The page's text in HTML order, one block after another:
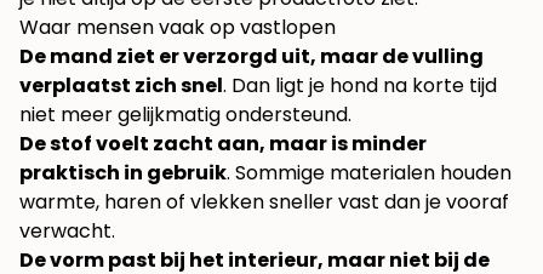
Waar mensen vaak op vastlopen
De mand ziet er verzorgd uit, maar de vulling
verplaatst zich snel. Dan ligt je hond na korte tijd
niet meer gelijkmatig ondersteund.
De stof voelt zacht aan, maar is minder
praktisch in gebruik. Sommige materialen houden
warmte, haren of vlekken sneller vast dan je vooraf
verwacht.
De vorm past bij het interieur, maar niet bij de